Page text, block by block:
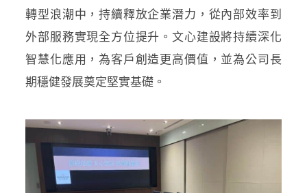
轉型浪潮中，持續釋放企業潛力，從內部效率到
外部服務實現全方位提升。文心建設將持續深化
智慧化應用，為客戶創造更高價值，並為公司長
期穩健發展奠定堅實基礎。